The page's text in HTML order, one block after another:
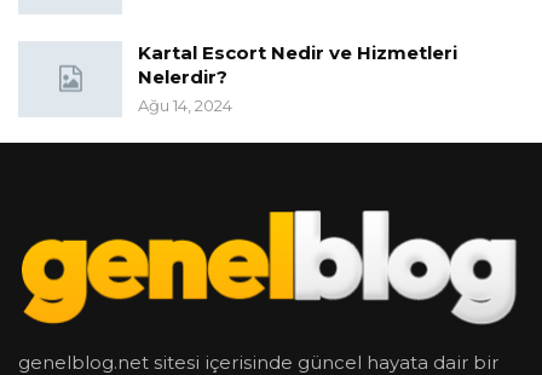
Kartal Escort Nedir ve Hizmetleri
Nelerdir?
Ağu 14, 2024
genelblog.net sitesi içerisinde güncel hayata dair bir